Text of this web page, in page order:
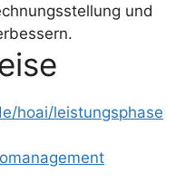
und
hoai/leistungsphase